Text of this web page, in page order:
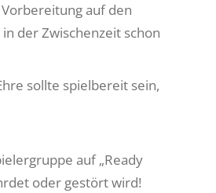
auf den
der Zwischenzeit schon
sollte spielbereit sein,
auf „Ready
oder gestört wird!